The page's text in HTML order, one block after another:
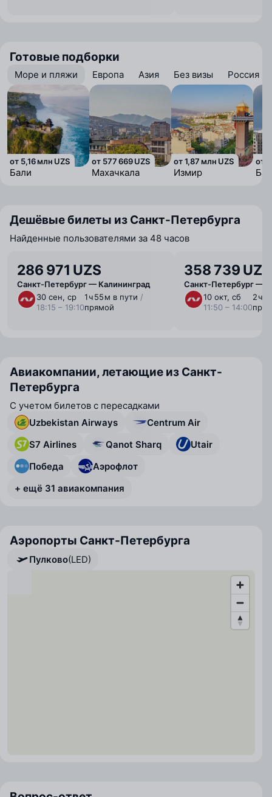
Готовые подборки
Море и пляжи Европа Азия Без визы Россия
от 5,16 млн UZS
Бали
от 577 669 UZS
Махачкала
от 1,87 млн UZS
Измир
от
Дешёвые билеты из Санкт-Петербурга
Найденные пользователями за 48 часов
286 971 UZS
Санкт-Петербург — Калининград
30 сен, ср
18:15 – 19:10
1 ⁠ч 55 ⁠м в пути /
прямой
358 739 UZS
Санкт-Петербург —
10 окт, сб
11:50 – 14:00
2 ⁠ч
Авиакомпании, летающие из Санкт-
Петербурга
С учетом билетов с пересадками
Uzbekistan Airways
Centrum Air
S7 Airlines
Qanot Sharq
Utair
Победа
Аэрофлот
+ ещё 31 авиакомпания
Аэропорты Санкт-Петербурга
Пулково(LED)